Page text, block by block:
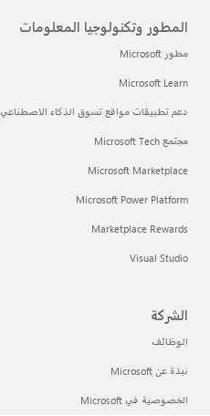
المطور وتكنولوجيا المعلومات
مطور Microsoft
Microsoft Learn
دعم تطبيقات مواقع تسوق الذكاء الاصطناعي
مجتمع Microsoft Tech
Microsoft Marketplace
Microsoft Power Platform
Marketplace Rewards
Visual Studio
الشركة
الوظائف
نبذة عن Microsoft
الخصوصية في Microsoft